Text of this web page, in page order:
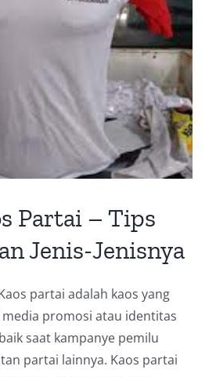
Partai – Tips
Jenis-Jenisnya
partai adalah kaos yang
promosi atau identitas
saat kampanye pemilu
partai lainnya. Kaos partai